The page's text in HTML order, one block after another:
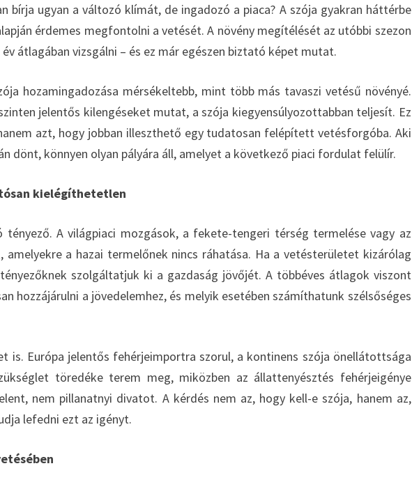
bírja ugyan a változó klímát, de ingadozó a piaca? A szója gyakran háttérbe
érdemes megfontolni a vetését. A növény megítélését az utóbbi szezon
átlagában vizsgálni – és ez már egészen biztató képet mutat.
hozamingadozása mérsékeltebb, mint több más tavaszi vetésű növényé.
jelentős kilengéseket mutat, a szója kiegyensúlyozottabban teljesít. Ez
azt, hogy jobban illeszthető egy tudatosan felépített vetésforgóba. Aki
dönt, könnyen olyan pályára áll, amelyet a következő piaci fordulat felülír.
kielégíthetetlen
A világpiaci mozgások, a fekete-tengeri térség termelése vagy az
a hazai termelőnek nincs ráhatása. Ha a vetésterületet kizárólag
szolgáltatjuk ki a gazdaság jövőjét. A többéves átlagok viszont
hozzájárulni a jövedelemhez, és melyik esetében számíthatunk szélsőséges
is. Európa jelentős fehérjeimportra szorul, a kontinens szója önellátottsága
töredéke terem meg, miközben az állattenyésztés fehérjeigénye
nem pillanatnyi divatot. A kérdés nem az, hogy kell-e szója, hanem az,
lefedni ezt az igényt.